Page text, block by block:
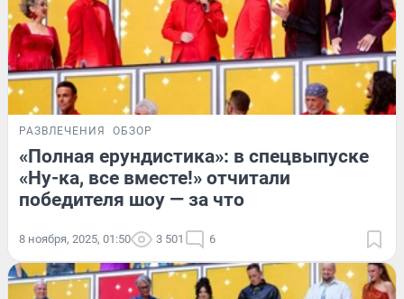
РАЗВЛЕЧЕНИЯ ОБЗОР
«Полная ерундистика»: в спецвыпуске
«Ну-ка, все вместе!» отчитали
победителя шоу — за что
8 ноября, 2025, 01:50 3 501 6